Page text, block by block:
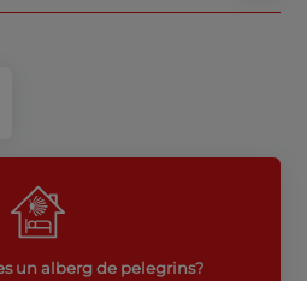
un alberg de pelegrins?